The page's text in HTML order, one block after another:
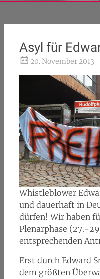
Asyl für
20. November 2013
Whistleblower
und dauerhaft in
dürfen! Wir haben
Plenarphase (27.-
entsprechenden
Erst durch Edward
dem größten